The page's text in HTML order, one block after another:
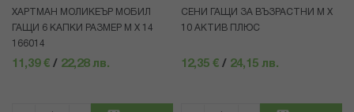
ХАРТМАН МОЛИКЕЪР МОБИЛ
ГАЩИ 6 КАПКИ РАЗМЕР M Х 14
166014
11,39 € / 22,28 лв.
СЕНИ ГАЩИ ЗА ВЪЗРАСТНИ М Х
10 АКТИВ ПЛЮС
12,35 € / 24,15 лв.